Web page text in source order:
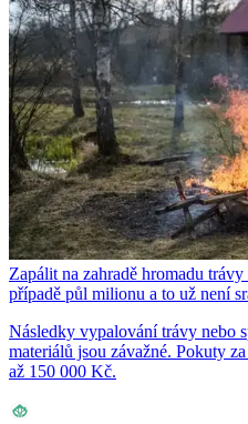
Zapálit na zahradě hromadu
případě půl milionu a to už není
Následky vypalování trávy nebo
materiálů jsou závažné. Pokuty
až 150 000 Kč.